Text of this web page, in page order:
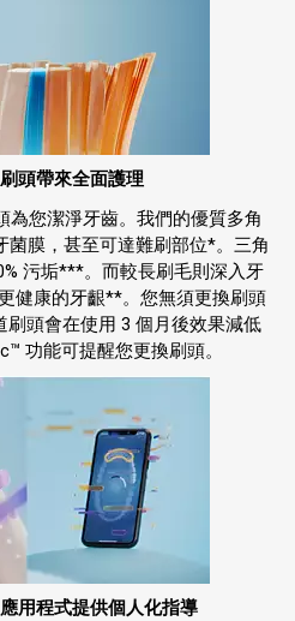
頭帶來全面護理
為您潔淨牙齒。我們的優質多角
菌膜，甚至可達難刷部位*。三角
污垢***。而較長刷毛則深入牙
健康的牙齦**。您無須更換刷頭
頭會在使用 3 個月後效果減低
功能可提醒您更換刷頭。
用程式提供個人化指導